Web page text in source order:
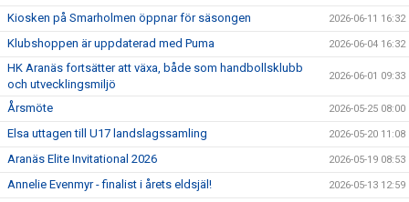
Kiosken på Smarholmen öppnar för säsongen 2026-06-11 16:32
Klubshoppen är uppdaterad med Puma 2026-06-04 16:32
HK Aranäs fortsätter att växa, både som handbollsklubb
och utvecklingsmiljö
2026-06-01 09:33
Årsmöte 2026-05-25 08:00
Elsa uttagen till U17 landslagssamling 2026-05-20 11:08
Aranäs Elite Invitational 2026 2026-05-19 08:53
Annelie Evenmyr - finalist i årets eldsjäl! 2026-05-13 12:59